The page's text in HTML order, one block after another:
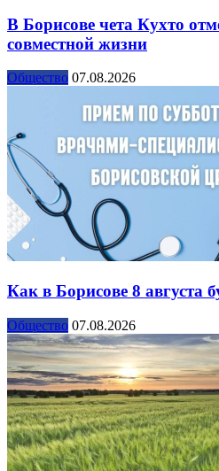
В Борисове чета Кухто
совместной жизни
Общество 07.08.2026
Как в Борисове 8 августа
Общество 07.08.2026